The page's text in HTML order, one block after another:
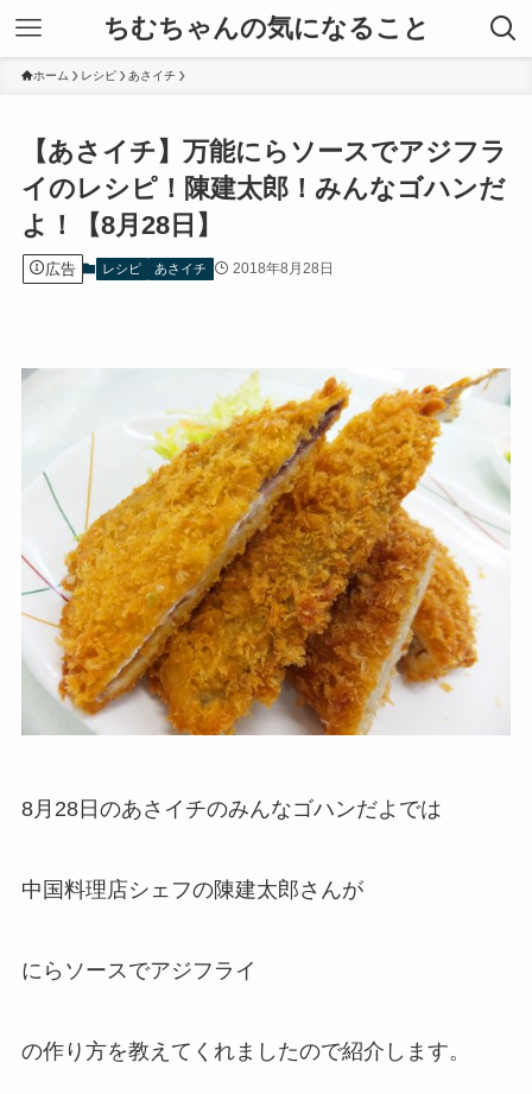
ちむちゃんの気になること
ホーム レシピ あさイチ
【あさイチ】万能にらソースでアジフラ
イのレシピ！陳建太郎！みんなゴハンだ
よ！【8月28日】
広告 レシピ あさイチ 2018年8月28日
8月28日のあさイチのみんなゴハンだよでは
中国料理店シェフの陳建太郎さんが
にらソースでアジフライ
の作り方を教えてくれましたので紹介します。